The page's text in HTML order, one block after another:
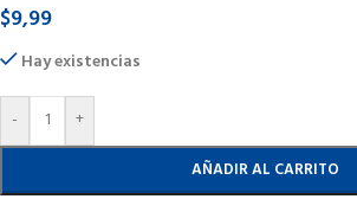
$9,99
Hay existencias
- +
AÑADIR AL CARRITO